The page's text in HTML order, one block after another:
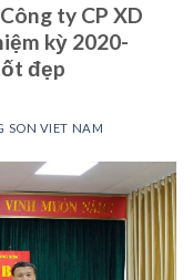
ty CP XD
kỳ 2020-
đẹp
SON VIET NAM